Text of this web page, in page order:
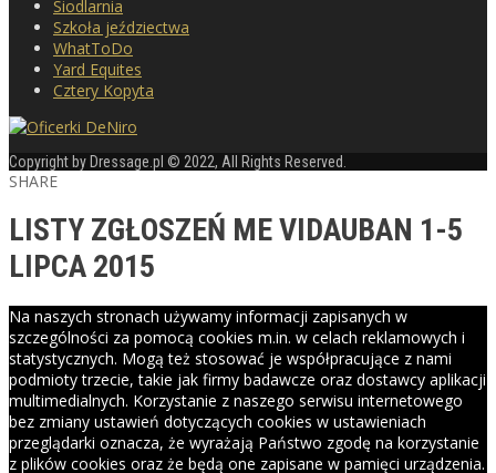
Siodlarnia
Szkoła jeździectwa
WhatToDo
Yard Equites
Cztery Kopyta
Copyright by Dressage.pl © 2022, All Rights Reserved.
SHARE
LISTY ZGŁOSZEŃ ME VIDAUBAN 1-5
LIPCA 2015
Na naszych stronach używamy informacji zapisanych w
szczególności za pomocą cookies m.in. w celach reklamowych i
statystycznych. Mogą też stosować je współpracujące z nami
podmioty trzecie, takie jak firmy badawcze oraz dostawcy aplikacji
multimedialnych. Korzystanie z naszego serwisu internetowego
bez zmiany ustawień dotyczących cookies w ustawieniach
przeglądarki oznacza, że wyrażają Państwo zgodę na korzystanie
z plików cookies oraz że będą one zapisane w pamięci urządzenia.